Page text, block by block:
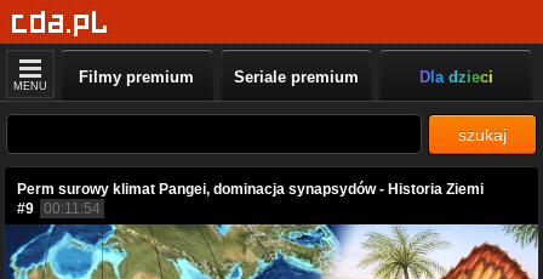
MENU Filmy premium Seriale premium Dla dzieci
szukaj
Perm surowy klimat Pangei, dominacja synapsydów - Historia Ziemi
#9 00:11:54